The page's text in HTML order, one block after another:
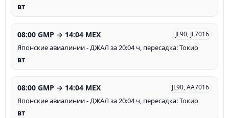
вт
08:00 GMP → 14:04 MEX JL90, JL7016
Японские авиалинии - ДЖАЛ за 20:04 ч, пересадка: Токио
вт
08:00 GMP → 14:04 MEX JL90, AA7016
Японские авиалинии - ДЖАЛ за 20:04 ч, пересадка: Токио
вт